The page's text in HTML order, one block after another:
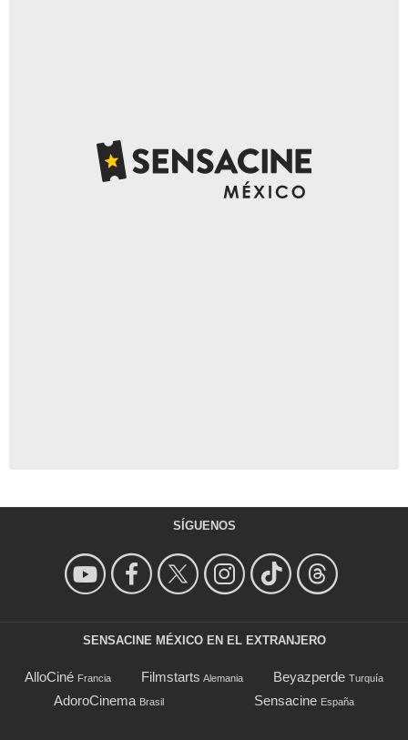
SÍGUENOS
SENSACINE MÉXICO EN EL EXTRANJERO
AlloCiné Francia Filmstarts Alemania Beyazperde Turquía
AdoroCinema Brasil Sensacine España